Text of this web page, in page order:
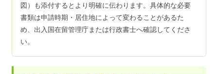
図）も添付するとより明確に伝わります。具体的な必要
書類は申請時期・居住地によって変わることがあるた
め、出入国在留管理庁または行政書士へ確認してくださ
い。